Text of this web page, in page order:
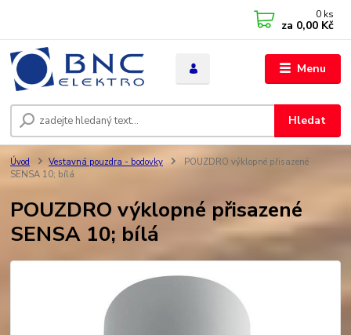
Menu
Hledat
0 ks
za 0,00 Kč
Úvod Vestavná pouzdra - bodovky
POUZDRO výklopné přisazené
SENSA 10; bílá
POUZDRO výklopné přisazené
SENSA 10; bílá